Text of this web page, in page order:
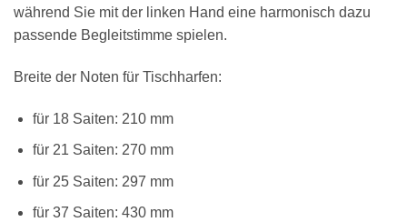
während Sie mit der linken Hand eine harmonisch dazu
passende Begleitstimme spielen.
Breite der Noten für Tischharfen:
für 18 Saiten: 210 mm
für 21 Saiten: 270 mm
für 25 Saiten: 297 mm
für 37 Saiten: 430 mm
18 SAITEN 21 SAITEN 25 SAITEN 37 SAITEN